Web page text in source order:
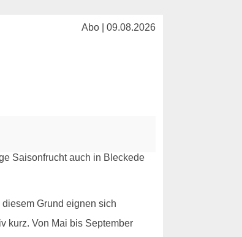
Abo | 09.08.2026
Grund eignen sich
kurz. Von Mai bis September